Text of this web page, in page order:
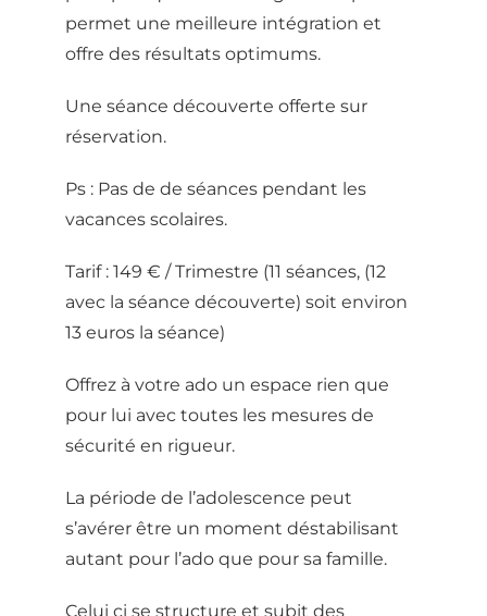
permet une meilleure intégration et
offre des résultats optimums.
Une séance découverte offerte sur
réservation.
Ps : Pas de de séances pendant les
vacances scolaires.
Tarif : 149 € / Trimestre (11 séances, (12
avec la séance découverte) soit environ
13 euros la séance)
Offrez à votre ado un espace rien que
pour lui avec toutes les mesures de
sécurité en rigueur.
La période de l’adolescence peut
s’avérer être un moment déstabilisant
autant pour l’ado que pour sa famille.
Celui ci se structure et subit des